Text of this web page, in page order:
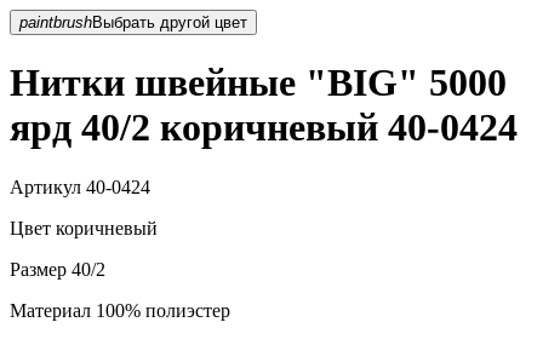
paintbrush Выбрать другой цвет
Нитки швейные "BIG" 5000
ярд 40/2 коричневый 40-0424
Артикул 40-0424
Цвет коричневый
Размер 40/2
Материал 100% полиэстер